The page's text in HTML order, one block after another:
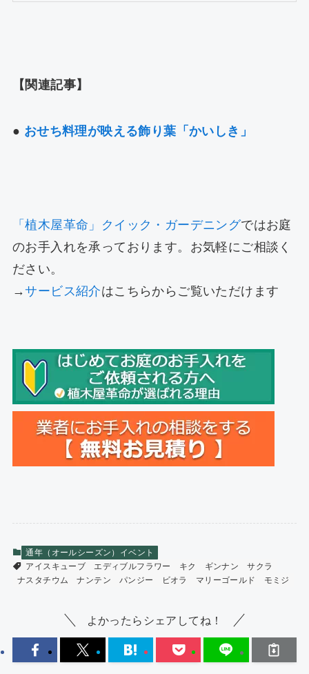
【関連記事】
● おせち料理が映える飾り葉「かいしき」
「植木屋革命」クイック・ガーデニングではお庭
のお手入れを承っております。お気軽にご相談く
ださい。
→サービス紹介はこちらからご覧いただけます
通年（オールシーズン）イベント
アイスキューブ
エディブルフラワー キク ギンナン
サクラ
ナスタチウム
ナンテン パンジー ビオラ マリーゴールド モミジ
よかったらシェアしてね！